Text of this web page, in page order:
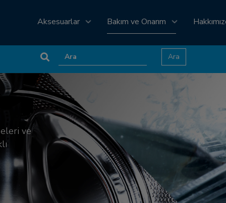
Aksesuarlar Bakım ve Onarım
ve